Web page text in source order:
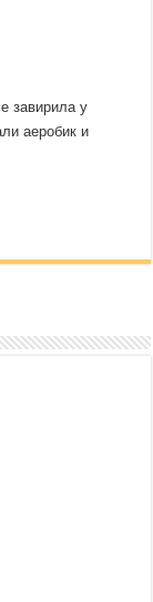
завирила у
аеробик и